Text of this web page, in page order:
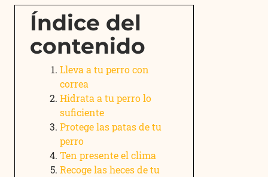
Índice del
contenido
Lleva a tu perro con
correa
Hidrata a tu perro lo
suficiente
Protege las patas de tu
perro
Ten presente el clima
Recoge las heces de tu